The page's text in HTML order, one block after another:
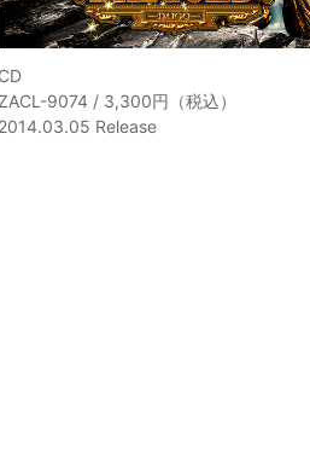
CD
9074 / 3,300円（税込）
2014.03.05 Release